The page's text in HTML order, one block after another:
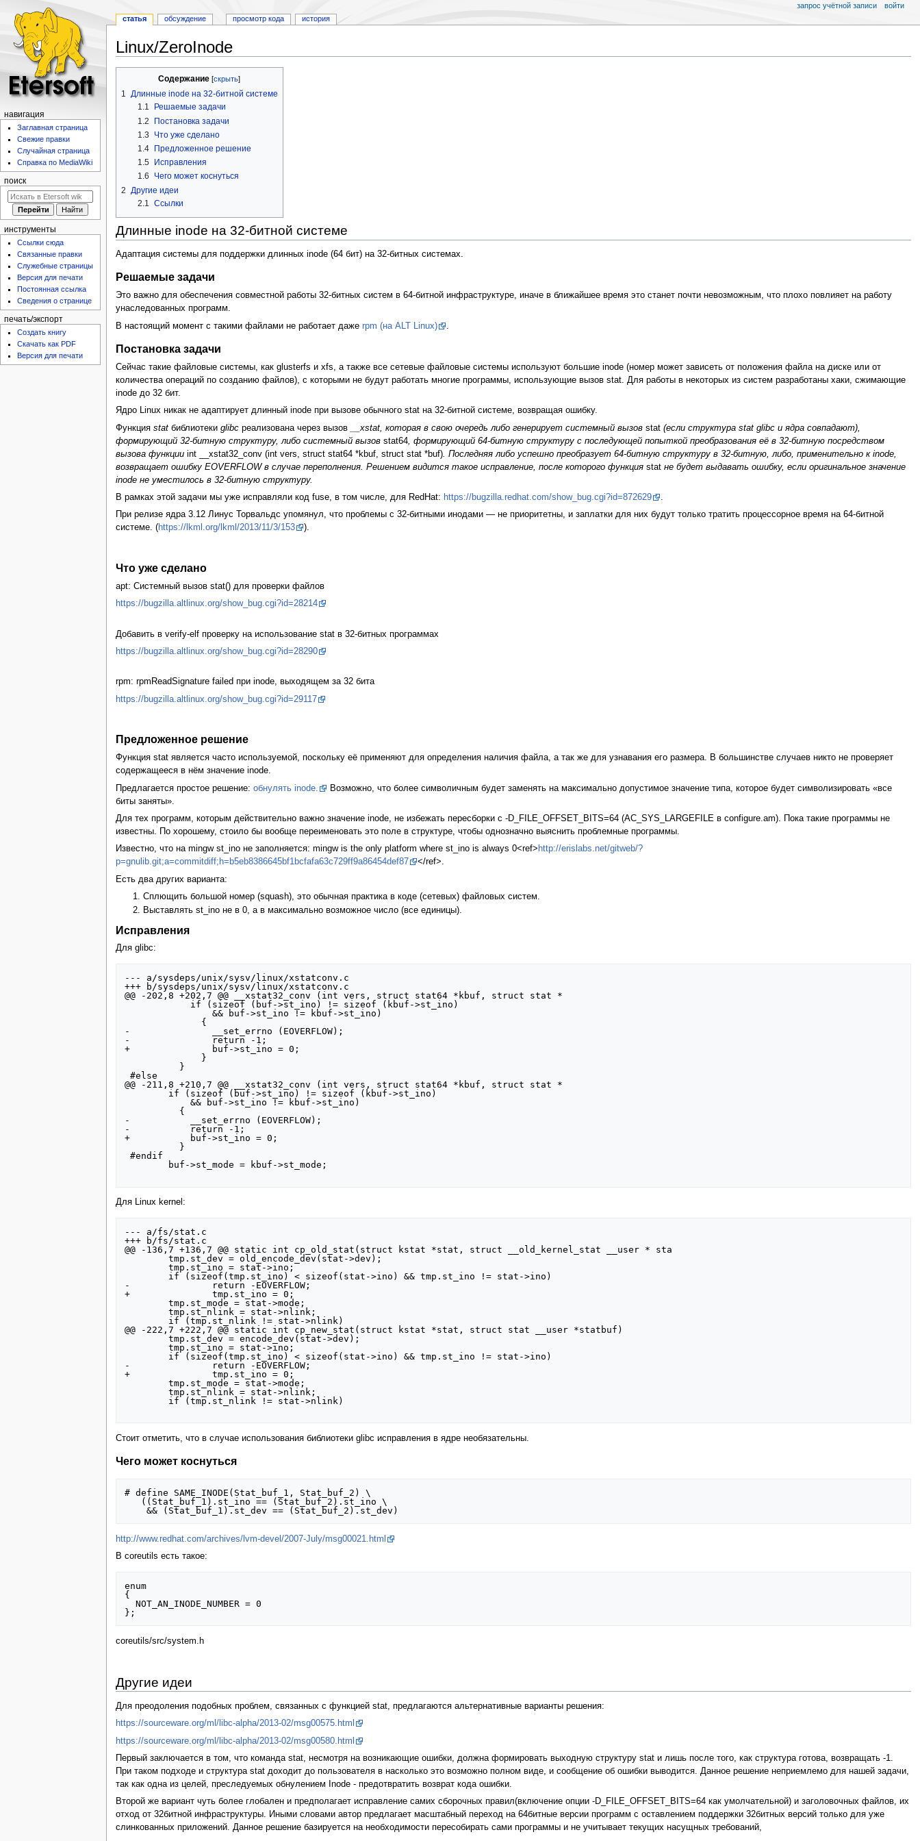
Linux/ZeroInode
навигации
поиску
Содержание
1 Длинные inode на 32-битной системе
1.1
Решаемые задачи
1.2
Постановка задачи
1.3
Что уже сделано
1.4
Предложенное решение
1.5
Исправления
1.6
Чего может коснуться
2
Другие идеи
2.1
Ссылки
Длинные inode на 32-битной системе
Адаптация системы для поддержки длинных inode (64 бит) на 32-битных системах.
Решаемые задачи
Это важно для обеспечения совместной работы 32-битных систем в 64-битной инфраструктуре, иначе в ближайшее время это станет почти невозможным, что плохо повлияет на работу
унаследованных программ.
В настоящий момент с такими файлами не работает даже rpm (на ALT Linux)
Постановка задачи
Сейчас такие файловые системы, как glusterfs и xfs, а также все сетевые файловые системы используют большие inode (номер может зависеть от положения файла на диске или от
количества операций по созданию файлов), с которыми не будут работать многие программы, использующие вызов stat. Для работы в некоторых из систем разработаны хаки, сжимающие
inode до 32 бит.
Ядро Linux никак не адаптирует длинный inode при вызове обычного stat на 32-битной системе, возвращая ошибку.
Функция statбиблиотеки glibcреализована через вызов __xstat, которая в свою очередь либо генерирует системный вызов stat(если структура stat glibc и ядра совпадают),
формирующий 32-битную структуру, либо системный вызов stat64, формирующий 64-битную структуру с последующей попыткой преобразования её в 32-битную посредством
вызова функции int __xstat32_conv (int vers, struct stat64 *kbuf, struct stat *buf). Последняя либо успешно преобразует 64-битную структуру в 32-битную, либо, применительно к inode,
возвращает ошибку EOVERFLOW в случае переполнения. Решением видится такое исправление, после которого функция statне будет выдавать ошибку, если оригинальное значение
inode не уместилось в 32-битную структуру.
В рамках этой задачи мы уже исправляли код fuse, в том числе, для RedHat: https://bugzilla.redhat.com/show_bug.cgi?id=872629
.
При релизе ядра 3.12 Линус Торвальдс упомянул, что проблемы с 32-битными инодами — не приоритетны, и заплатки для них будут только тратить процессорное время на 64-битной
системе. (https://lkml.org/lkml/2013/11/3/153 ).
Что уже сделано
apt: Системный вызов stat() для проверки файлов
https://bugzilla.altlinux.org/show_bug.cgi?id=28214
Добавить в verify-elf проверку на использование stat в 32-битных программах
https://bugzilla.altlinux.org/show_bug.cgi?id=28290
rpm: rpmReadSignature failed при inode, выходящем за 32 бита
https://bugzilla.altlinux.org/show_bug.cgi?id=29117
Предложенное решение
Функция stat является часто используемой, поскольку её применяют для определения наличия файла, а так же для узнавания его размера. В большинстве случаев никто не проверяет
содержащееся в нём значение inode.
Предлагается простое решение: обнулять inode.
Возможно, что более символичным будет заменять на максимально допустимое значение типа, которое будет символизировать «все
биты заняты».
Для тех программ, которым действительно важно значение inode, не избежать пересборки с -D_FILE_OFFSET_BITS=64 (AC_SYS_LARGEFILE в configure.am). Пока такие программы не
известны. По хорошему, стоило бы вообще переименовать это поле в структуре, чтобы однозначно выяснить проблемные программы.
Известно, что на mingw st_ino не заполняется: mingw is the only platform where st_ino is always 0<ref> http://erislabs.net/gitweb/?
p=gnulib.git;a=commitdiff;h=b5eb8386645bf1bcfafa63c729ff9a86454def87
</ref>.
Есть два других варианта:
Сплющить большой номер (squash), это обычная практика в коде (сетевых) файловых систем.
Выставлять st_ino не в 0, а в максимально возможное число (все единицы).
Исправления
Для glibc:
--- a/sysdeps/unix/sysv/linux/xstatconv.c
+++ b/sysdeps/unix/sysv/linux/xstatconv.c
@@ -202,8 +202,7 @@ __xstat32_conv (int vers, struct stat64 *kbuf, struct stat *
                && buf->st_ino != kbuf->st_ino)
-               __set_errno (EOVERFLOW);
-               return -1;
+               buf->st_ino = 0;
#else
@@ -211,8 +210,7 @@ __xstat32_conv (int vers, struct stat64 *kbuf, struct stat *
            && buf->st_ino != kbuf->st_ino)
-           __set_errno (EOVERFLOW);
-           return -1;
+           buf->st_ino = 0;
#endif
Для Linux kernel:
--- a/fs/stat.c
+++ b/fs/stat.c
@@ -136,7 +136,7 @@ static int cp_old_stat(struct kstat *stat, struct __old_kernel_stat __user * sta
        tmp.st_dev = old_encode_dev(stat->dev);
        tmp.st_ino = stat->ino;
-               return -EOVERFLOW;
+               tmp.st_ino = 0;
        tmp.st_mode = stat->mode;
        tmp.st_nlink = stat->nlink;
@@ -222,7 +222,7 @@ static int cp_new_stat(struct kstat *stat, struct stat __user *statbuf)
        tmp.st_dev = encode_dev(stat->dev);
        tmp.st_ino = stat->ino;
-               return -EOVERFLOW;
+               tmp.st_ino = 0;
        tmp.st_mode = stat->mode;
        tmp.st_nlink = stat->nlink;
Стоит отметить, что в случае использования библиотеки glibc исправления в ядре необязательны.
Чего может коснуться
# define SAME_INODE(Stat_buf_1, Stat_buf_2) \
http://www.redhat.com/archives/lvm-devel/2007-July/msg00021.html
В coreutils есть такое:
enum
{
  NOT_AN_INODE_NUMBER = 0
coreutils/src/system.h
Другие идеи
Для преодоления подобных проблем, связанных с функцией stat, предлагаются альтернативные варианты решения:
https://sourceware.org/ml/libc-alpha/2013-02/msg00575.html
https://sourceware.org/ml/libc-alpha/2013-02/msg00580.html
Первый заключается в том, что команда stat, несмотря на возникающие ошибки, должна формировать выходную структуру stat и лишь после того, как структура готова, возвращать -1.
При таком подходе и структура stat доходит до пользователя в насколько это возможно полном виде, и сообщение об ошибки выводится. Данное решение неприемлемо для нашей задачи,
так как одна из целей, преследуемых обнулением Inode - предотвратить возврат кода ошибки.
Второй же вариант чуть более глобален и предполагает исправление самих сборочных правил(включение опции -D_FILE_OFFSET_BITS=64 как умолчательной) и заголовочных файлов, их
отход от 32битной инфраструктуры. Иными словами автор предлагает масштабный переход на 64битные версии программ с оставлением поддержки 32битных версий только для уже
слинкованных приложений. Данное решение базируется на необходимости пересобирать сами программы и не учитывает текущих насущных требований,
статья обсуждение просмотр кода история
запрос учётной записи войти
навигация
Заглавная страница
Свежие правки
Случайная страница
Справка по MediaWiki
поиск
инструменты
Ссылки сюда
Связанные правки
Служебные страницы
Версия для печати
Постоянная ссылка
Сведения о странице
печать/экспорт
Создать книгу
Скачать как PDF
Версия для печати